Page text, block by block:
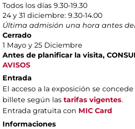
Todos los días 9.30-19.30
24 y 31 diciembre: 9.30-14.00
Última admisión una hora antes
Cerrado
1 Mayo y 25 Diciembre
Antes de planificar la visita,
AVISOS
Entrada
El acceso a la exposición se
billete según las tarifas vigentes.
Entrada gratuita con MIC Card
Informaciones